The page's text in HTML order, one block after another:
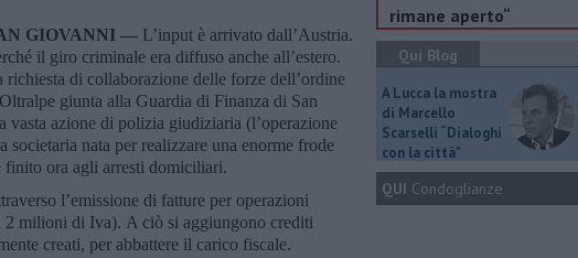
GIOVANNI — L’input è arrivato dall’Austria.
il giro criminale era diffuso anche all’estero.
richiesta di collaborazione delle forze dell’ordine
giunta alla Guardia di Finanza di San
azione di polizia giudiziaria (l’operazione
societaria nata per realizzare una enorme frode
finito ora agli arresti domiciliari.
l’emissione di fatture per operazioni
milioni di Iva). A ciò si aggiungono crediti
creati, per abbattere il carico fiscale.
rimane aperto“
Qui Blog
A Lucca la mostra
di Marcello
Scarselli “Dialoghi
con la città"
QUI Condoglianze